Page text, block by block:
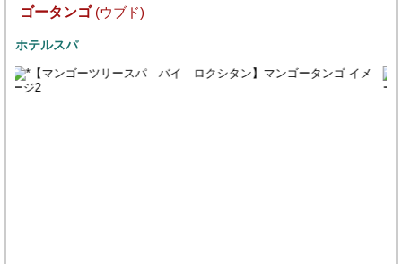
ゴータンゴ (ウブド)
ホテルスパ